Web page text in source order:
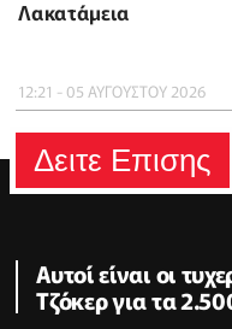
Λακατάμεια
12:21 - 05 ΑΥΓΟΥΣΤΟΥ 2026
Δειτε Επισης
Αυτοί είναι οι
Τζόκερ για τα